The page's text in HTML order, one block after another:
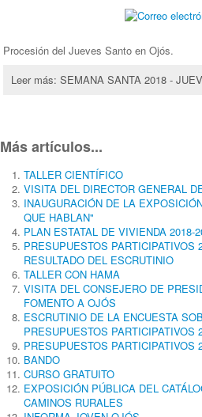
Procesión del Jueves Santo en Ojós.
Leer más: SEMANA SANTA 2018 -
Más artículos...
TALLER CIENTÍFICO
VISITA DEL DIRECTOR GENERAL
INAUGURACIÓN DE LA
QUE HABLAN"
PLAN ESTATAL DE VIVIENDA 2018-
PRESUPUESTOS PARTICIPATIVOS
RESULTADO DEL ESCRUTINIO
TALLER CON HAMA
VISITA DEL CONSEJERO DE
FOMENTO A OJÓS
ESCRUTINIO DE LA ENCUESTA
PRESUPUESTOS PARTICIPATIVOS
PRESUPUESTOS PARTICIPATIVOS
BANDO
CURSO GRATUITO
EXPOSICIÓN PÚBLICA DEL
CAMINOS RURALES